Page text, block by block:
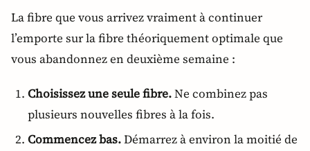
La fibre que vous arrivez vraiment à continuer
l’emporte sur la fibre théoriquement optimale que
vous abandonnez en deuxième semaine :
Choisissez une seule fibre.Ne combinez pas
plusieurs nouvelles fibres à la fois.
Commencez bas.Démarrez à environ la moitié de